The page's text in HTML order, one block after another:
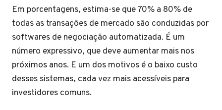
Em porcentagens, estima-se que 70% a 80% de
todas as transações de mercado são conduzidas por
softwares de negociação automatizada. É um
número expressivo, que deve aumentar mais nos
próximos anos. E um dos motivos é o baixo custo
desses sistemas, cada vez mais acessíveis para
investidores comuns.